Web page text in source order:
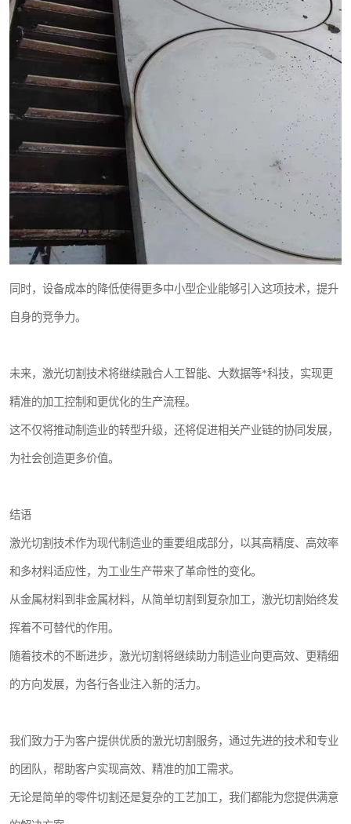
同时，设备成本的降低使得更多中小型企业能够引入这项技术，提升
自身的竞争力。
未来，激光切割技术将继续融合人工智能、大数据等*科技，实现更
精准的加工控制和更优化的生产流程。
这不仅将推动制造业的转型升级，还将促进相关产业链的协同发展，
为社会创造更多价值。
结语
激光切割技术作为现代制造业的重要组成部分，以其高精度、高效率
和多材料适应性，为工业生产带来了革命性的变化。
从金属材料到非金属材料，从简单切割到复杂加工，激光切割始终发
挥着不可替代的作用。
随着技术的不断进步，激光切割将继续助力制造业向更高效、更精细
的方向发展，为各行各业注入新的活力。
我们致力于为客户提供优质的激光切割服务，通过先进的技术和专业
的团队，帮助客户实现高效、精准的加工需求。
无论是简单的零件切割还是复杂的工艺加工，我们都能为您提供满意